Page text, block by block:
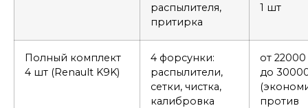
распылителя,
притирка
1 шт
Полный комплект
4 шт (Renault K9K)
4 форсунки:
распылители,
сетки, чистка,
калибровка
от 22000
до
против